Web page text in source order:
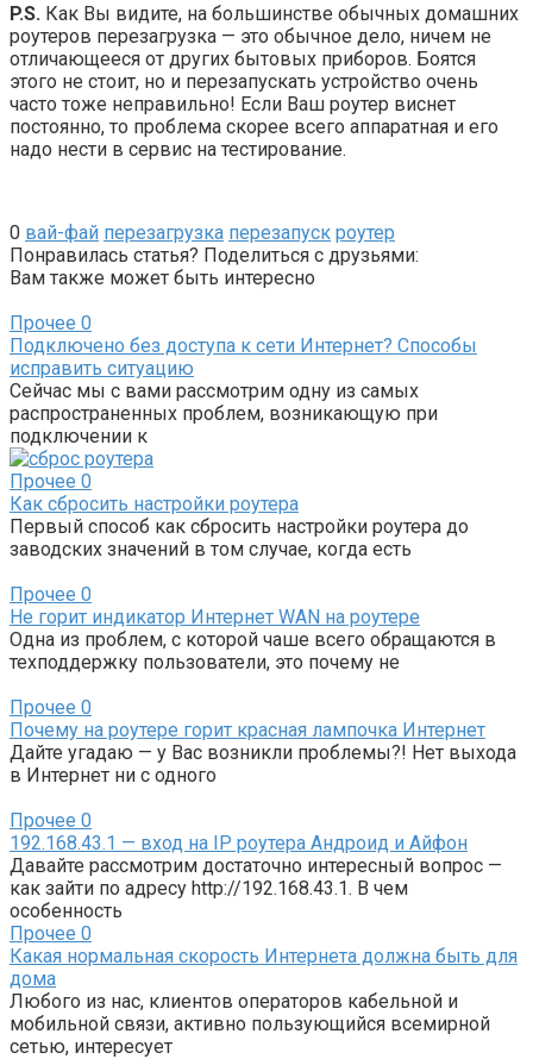
P.S. Как Вы видите, на большинстве обычных домашних
роутеров перезагрузка — это обычное дело, ничем не
отличающееся от других бытовых приборов. Боятся
этого не стоит, но и перезапускать устройство очень
часто тоже неправильно! Если Ваш роутер виснет
постоянно, то проблема скорее всего аппаратная и его
надо нести в сервис на тестирование.
0 вай-фай перезагрузка перезапуск роутер
Понравилась статья? Поделиться с друзьями:
Вам также может быть интересно
Прочее 0
Подключено без доступа к сети Интернет? Способы
исправить ситуацию
Сейчас мы с вами рассмотрим одну из самых
распространенных проблем, возникающую при
подключении к
Прочее 0
Как сбросить настройки роутера
Первый способ как сбросить настройки роутера до
заводских значений в том случае, когда есть
Прочее 0
Не горит индикатор Интернет WAN на роутере
Одна из проблем, с которой чаше всего обращаются в
техподдержку пользователи, это почему не
Прочее 0
Почему на роутере горит красная лампочка Интернет
Дайте угадаю — у Вас возникли проблемы?! Нет выхода
в Интернет ни с одного
Прочее 0
192.168.43.1 — вход на IP роутера Андроид и Айфон
Давайте рассмотрим достаточно интересный вопрос —
как зайти по адресу http://192.168.43.1. В чем
особенность
Прочее 0
Какая нормальная скорость Интернета должна быть для
дома
Любого из нас, клиентов операторов кабельной и
мобильной связи, активно пользующийся всемирной
сетью, интересует